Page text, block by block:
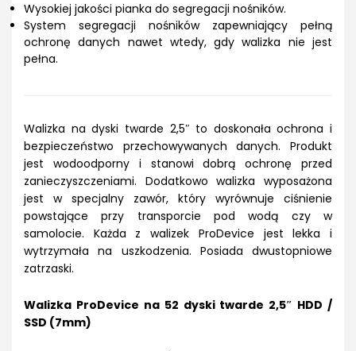
Wysokiej jakości pianka do segregacji nośników.
System segregacji nośników zapewniający pełną
ochronę danych nawet wtedy, gdy walizka nie jest
pełna.
Walizka na dyski twarde 2,5″ to doskonała ochrona i
bezpieczeństwo przechowywanych danych. Produkt
jest wodoodporny i stanowi dobrą ochronę przed
zanieczyszczeniami. Dodatkowo walizka wyposażona
jest w specjalny zawór, który wyrównuje ciśnienie
powstające przy transporcie pod wodą czy w
samolocie. Każda z walizek ProDevice jest lekka i
wytrzymała na uszkodzenia. Posiada dwustopniowe
zatrzaski.
Walizka ProDevice na 52 dyski twarde 2,5″ HDD /
SSD (7mm)